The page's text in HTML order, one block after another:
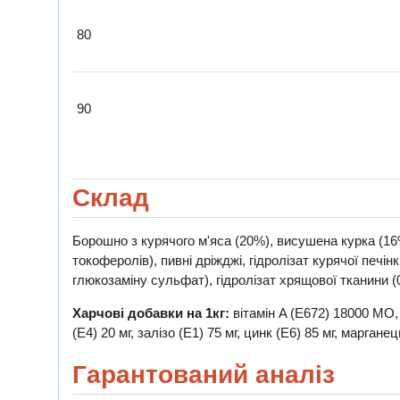
80
90
Склад
Борошно з курячого м'яса (20%), висушена курка
токоферолів), пивні дріжджі, гідролізат курячої
глюкозаміну сульфат), гідролізат хрящової
Харчові добавки на 1кг: вітамін A (E672) 18000
(E4) 20 мг, залізо (E1) 75 мг, цинк (E6) 85 мг,
Гарантований аналіз